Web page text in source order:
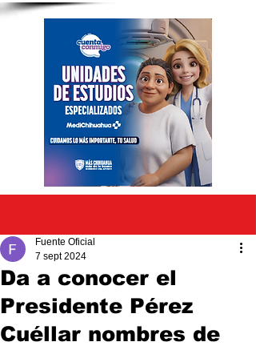
Da a conocer el
Presidente Pérez
Cuéllar nombres de
Fuente Oficial
7 sept 2024